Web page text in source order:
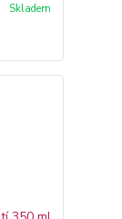
Skladem